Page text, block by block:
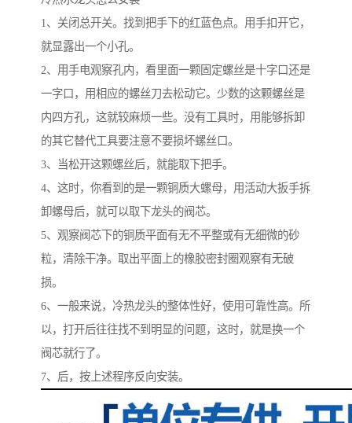
1、关闭总开关。找到把手下的红蓝色点。用手扣开它，
就显露出一个小孔。
2、用手电观察孔内，看里面一颗固定螺丝是十字口还是
一字口，用相应的螺丝刀去松动它。少数的这颗螺丝是
内四方孔，这就较麻烦一些。没有工具时，用能够拆卸
的其它替代工具要注意不要损坏螺丝口。
3、当松开这颗螺丝后，就能取下把手。
4、这时，你看到的是一颗铜质大螺母，用活动大扳手拆
卸螺母后，就可以取下龙头的阀芯。
5、观察阀芯下的铜质平面有无不平整或有无细微的砂
粒，清除干净。取出平面上的橡胶密封圈观察有无破
损。
6、一般来说，冷热龙头的整体性好，使用可靠性高。所
以，打开后往往找不到明显的问题，这时，就是换一个
阀芯就行了。
7、后，按上述程序反向安装。